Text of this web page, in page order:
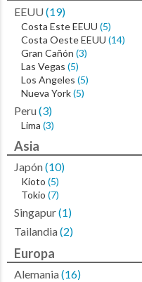
EEUU(19)
Costa Este EEUU (5)
Costa Oeste EEUU (14)
Gran Cañón (3)
Las Vegas (5)
Los Angeles (5)
Nueva York(5)
Peru(3)
Lima (3)
Asia
Japón(10)
Kioto (5)
Tokio (7)
Singapur(1)
Tailandia(2)
Europa
Alemania(16)